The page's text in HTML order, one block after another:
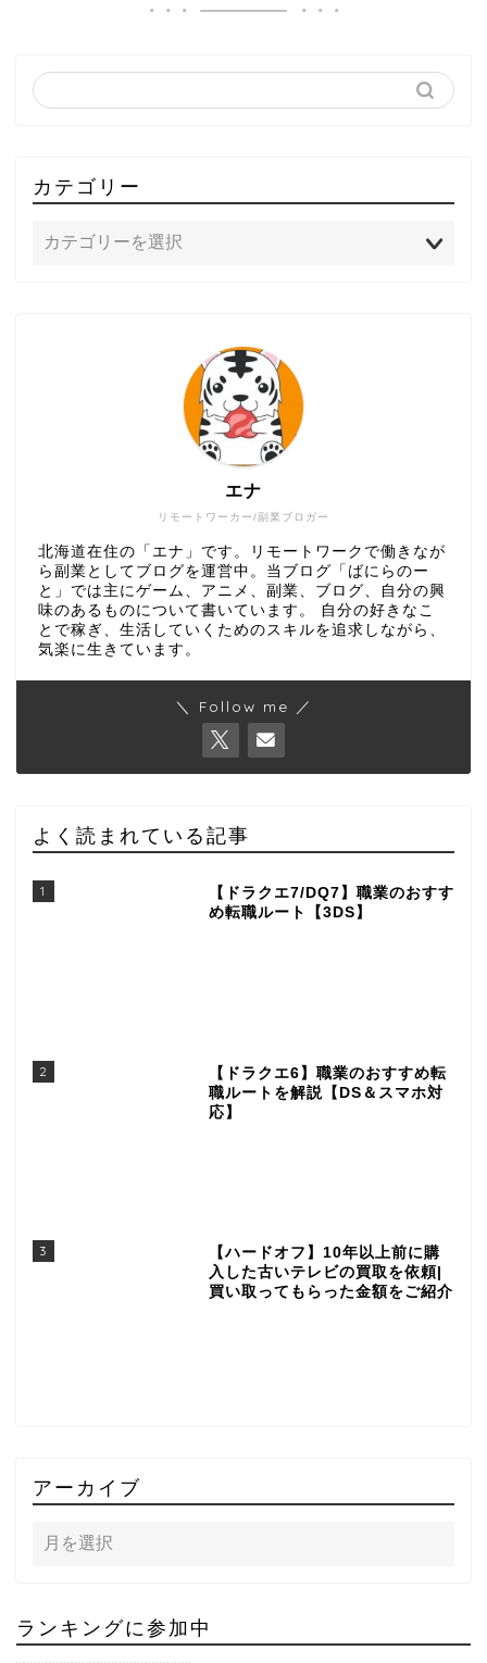
カテゴリー
リモートワーカー/副業ブロガー
エナ
北海道在住の「エナ」です。リモートワークで働きなが
ら副業としてブログを運営中。当ブログ「ばにらのー
と」では主にゲーム、アニメ、副業、ブログ、自分の興
味のあるものについて書いています。 自分の好きなこ
とで稼ぎ、生活していくためのスキルを追求しながら、
気楽に生きています。
＼ Follow me ／
よく読まれている記事
1
【ドラクエ7/DQ7】職業のおすす
め転職ルート【3DS】
2
【ドラクエ6】職業のおすすめ転
職ルートを解説【DS＆スマホ対
応】
3
【ハードオフ】10年以上前に購
入した古いテレビの買取を依頼|
買い取ってもらった金額をご紹介
アーカイブ
ランキングに参加中